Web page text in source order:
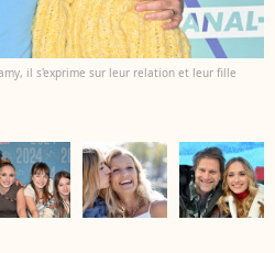
il s'exprime sur leur relation et leur fille